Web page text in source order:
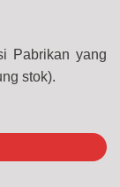
Pabrikan yang
stok).